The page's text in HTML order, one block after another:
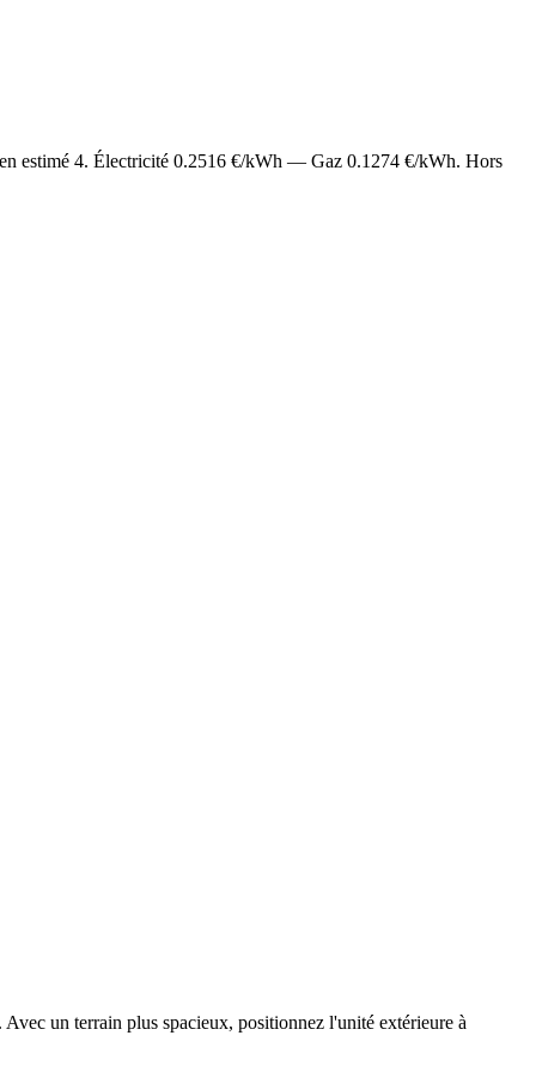
estimé 4. Électricité 0.2516 €/kWh — Gaz 0.1274 €/kWh. Hors
un terrain plus spacieux, positionnez l'unité extérieure à